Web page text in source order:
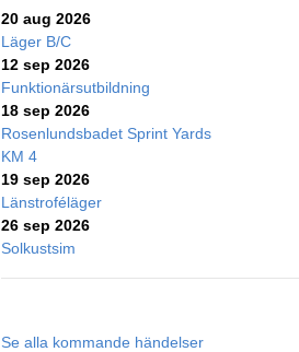
20 aug 2026
Läger B/C
12 sep 2026
Funktionärsutbildning
18 sep 2026
Rosenlundsbadet Sprint Yards
KM 4
19 sep 2026
Länstroféläger
26 sep 2026
Solkustsim
Se alla kommande händelser